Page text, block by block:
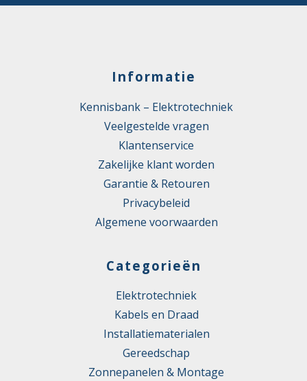
Informatie
Kennisbank – Elektrotechniek
Veelgestelde vragen
Klantenservice
Zakelijke klant worden
Garantie & Retouren
Privacybeleid
Algemene voorwaarden
Categorieën
Elektrotechniek
Kabels en Draad
Installatiematerialen
Gereedschap
Zonnepanelen & Montage